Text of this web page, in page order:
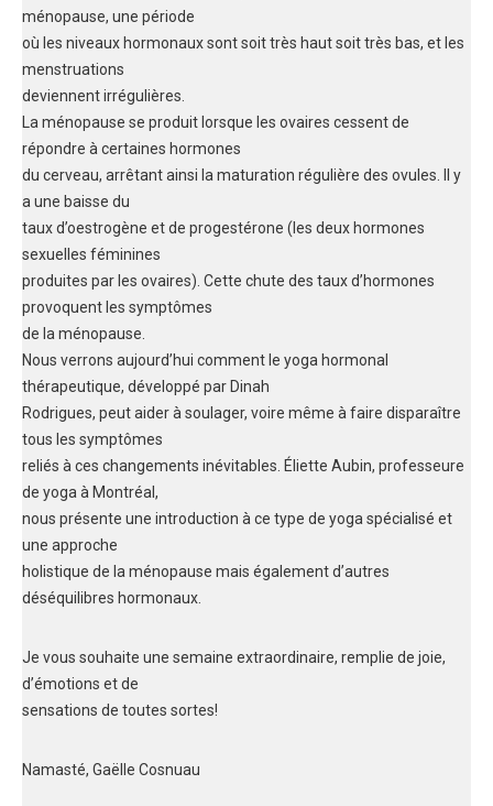
ménopause, une période
où les niveaux hormonaux sont soit très haut soit très bas, et les
menstruations
deviennent irrégulières.
La ménopause se produit lorsque les ovaires cessent de
répondre à certaines hormones
du cerveau, arrêtant ainsi la maturation régulière des ovules. Il y
a une baisse du
taux d’oestrogène et de progestérone (les deux hormones
sexuelles féminines
produites par les ovaires). Cette chute des taux d’hormones
provoquent les symptômes
de la ménopause.
Nous verrons aujourd’hui comment le yoga hormonal
thérapeutique, développé par Dinah
Rodrigues, peut aider à soulager, voire même à faire disparaître
tous les symptômes
reliés à ces changements inévitables. Éliette Aubin, professeure
de yoga à Montréal,
nous présente une introduction à ce type de yoga spécialisé et
une approche
holistique de la ménopause mais également d’autres
déséquilibres hormonaux.
Je vous souhaite une semaine extraordinaire, remplie de joie,
d’émotions et de
sensations de toutes sortes!
Namasté, Gaëlle Cosnuau